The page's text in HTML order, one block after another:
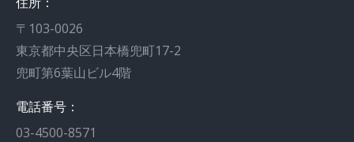
〒103-0026
東京都中央区日本橋兜町17-2
兜町第6葉山ビル4階
電話番号：
03-4500-8571